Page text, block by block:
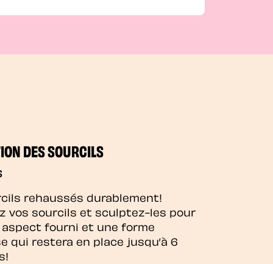
DES SOURCILS
rehaussés durablement!
vos sourcils et sculptez-les pour
fourni et une forme
qui restera en place jusqu’à 6